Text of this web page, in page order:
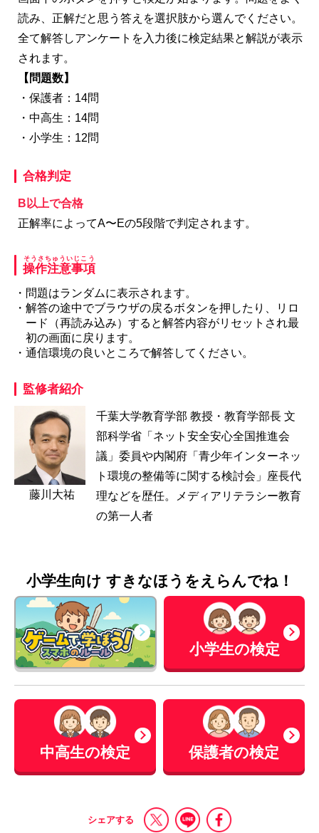
読み、正解だと思う答えを選択肢から選んでください。
全て解答しアンケートを入力後に検定結果と解説が表示
されます。
【問題数】
・保護者：14問
・中高生：14問
・小学生：12問
合格判定
B以上で合格
正解率によってA〜Eの5段階で判定されます。
操作注意事項
そうさちゅういじこう
・問題はランダムに表示されます。
・解答の途中でブラウザの戻るボタンを押したり、リロ
ード（再読み込み）すると解答内容がリセットされ最
初の画面に戻ります。
・通信環境の良いところで解答してください。
監修者紹介
藤川大祐
千葉大学教育学部 教授・教育学部長 文
部科学省「ネット安全安心全国推進会
議」委員や内閣府「青少年インターネッ
ト環境の整備等に関する検討会」座長代
理などを歴任。メディアリテラシー教育
の第一人者
小学生向け すきなほうをえらんでね！
小学生の検定
中高生の検定 保護者の検定
シェアする